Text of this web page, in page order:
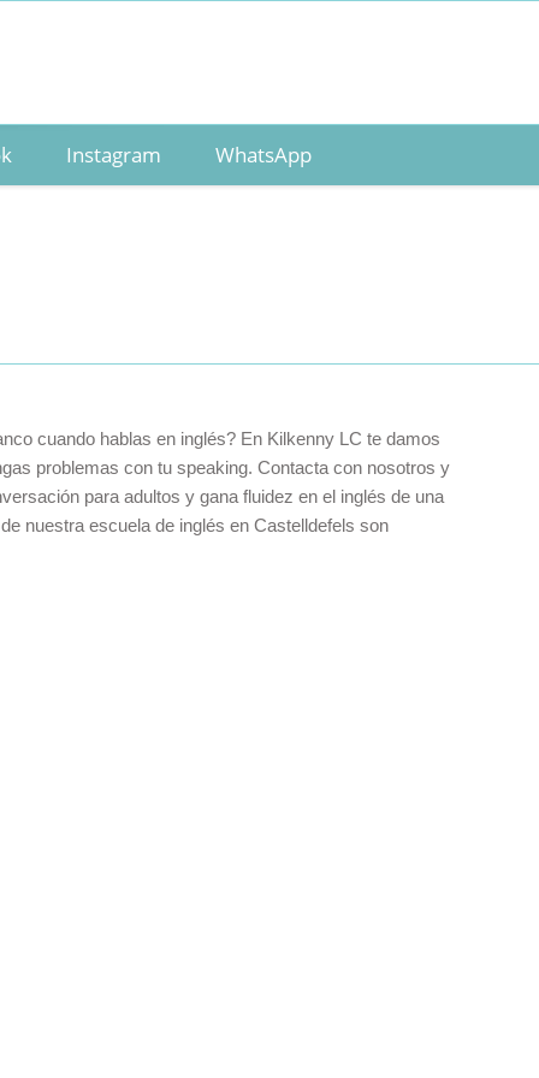
Instagram WhatsApp
cuando hablas en inglés? En Kilkenny LC te damos
problemas con tu speaking. Contacta con nosotros y
para adultos y gana fluidez en el inglés de una
nuestra escuela de inglés en Castelldefels son